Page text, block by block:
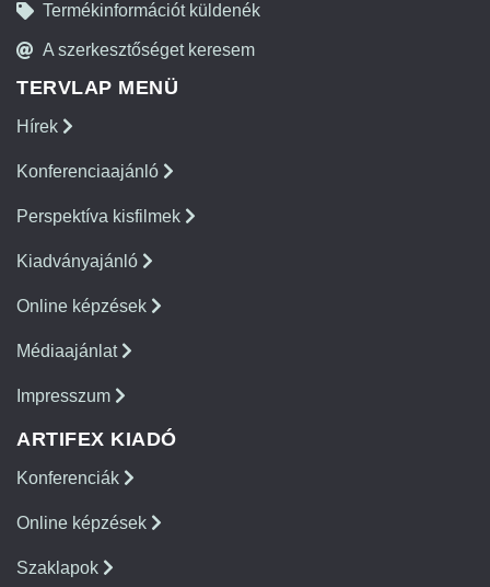
Termékinformációt küldenék
A szerkesztőséget keresem
TERVLAP MENÜ
Hírek
Konferenciaajánló
Perspektíva kisfilmek
Kiadványajánló
Online képzések
Médiaajánlat
Impresszum
ARTIFEX KIADÓ
Konferenciák
Online képzések
Szaklapok